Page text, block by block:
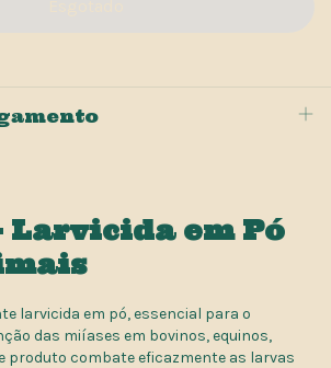
em Pó
larvicida em pó, essencial para o
das miíases em bovinos, equinos,
produto combate eficazmente as larvas